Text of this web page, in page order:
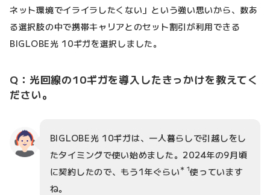
ネット環境でイライラしたくない」という強い思いから、数あ
る選択肢の中で携帯キャリアとのセット割引が利用できる
BIGLOBE光 10ギガを選択しました。
Q：光回線の10ギガを導入したきっかけを教えてく
ださい。
BIGLOBE光 10ギガは、一人暮らしで引越しをし
たタイミングで使い始めました。2024年の9月頃
に契約したので、もう1年ぐらい ＊1使っています
ね。